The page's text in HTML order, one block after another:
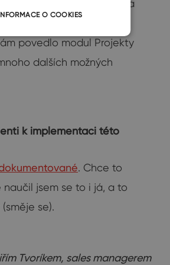
vše mnohem snáze a
vyvíjet nový modul.
povedlo modul Projekty
dalších možných
k implementaci této
. Chce to
naučil jsem se to i já, a to
se).
Tvoríkem, sales managerem
O COOKIES